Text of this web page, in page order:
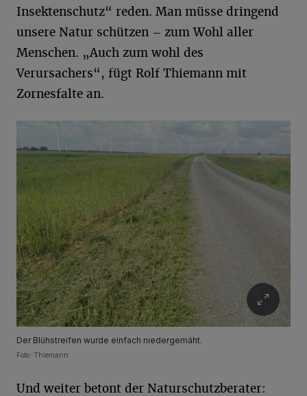
Insektenschutz“ reden. Man müsse dringend
unsere Natur schützen – zum Wohl aller
Menschen. „Auch zum wohl des
Verursachers“, fügt Rolf Thiemann mit
Zornesfalte an.
Der Blühstreifen wurde einfach niedergemäht.
Foto: Thiemann
Und weiter betont der Naturschutzberater: